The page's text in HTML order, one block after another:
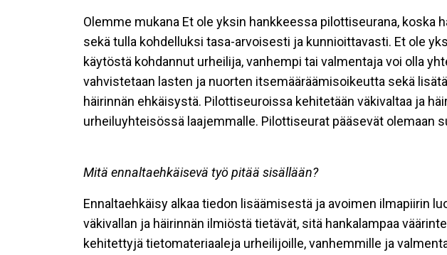
Olemme mukana Et ole yksin hankkeessa pilottiseurana,
sekä tulla kohdelluksi tasa-arvoisesti ja kunnioittavasti. Et ole
käytöstä kohdannut urheilija, vanhempi tai valmentaja voi olla
vahvistetaan lasten ja nuorten itsemääräämisoikeutta sekä
häirinnän ehkäisystä. Pilottiseuroissa kehitetään väkivaltaa ja
urheiluyhteisössä laajemmalle. Pilottiseurat pääsevät olemaan
Mitä ennaltaehkäisevä työ pitää sisällään?
Ennaltaehkäisy alkaa tiedon lisäämisestä ja avoimen ilmapiirin
väkivallan ja häirinnän ilmiöstä tietävät, sitä hankalampaa
kehitettyjä tietomateriaaleja urheilijoille, vanhemmille ja